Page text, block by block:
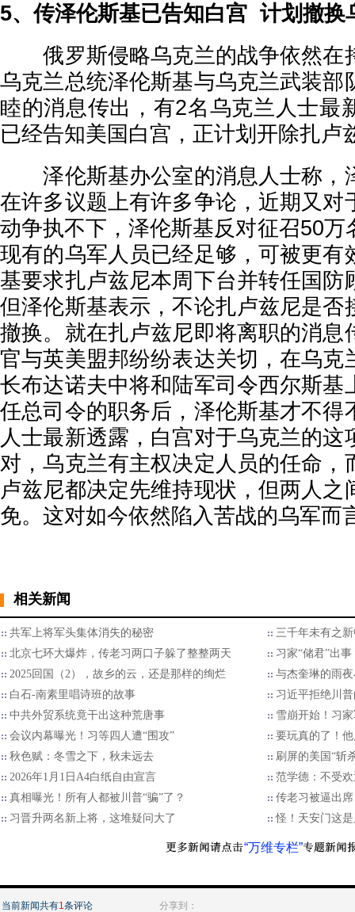
5、传泽伦斯基已告知白宫 计划撤换
俄罗斯侵略乌克兰的战争依然在
乌克兰总统泽伦斯基与乌克兰武装部
睦的消息传出，有2名乌克兰人士最
已经告知美国白宫，正计划开除扎卢
泽伦斯基办公室的消息人士称，
在许多议题上有许多争论，近期又对
动争执不下，泽伦斯基反对征召50万
现有的乌军人员已经足够，可被更有
基要求扎卢兹尼本周下台并转任国防
但泽伦斯基表示，不论扎卢兹尼是否
撤换。就在扎卢兹尼即将离职的消息
官与英美盟邦纷纷表达关切，在乌克
长布达诺夫中将和陆军司令西尔斯基
任总司令的职务后，泽伦斯基才不得
人士最新透露，白宫对于乌克兰的这
对，乌克兰有主权决定人员的任命，
卢兹尼都决定先维持现状，但两人之
免。这对如今依然陷入苦战的乌军而
相关新闻
共军上将军头集体消失的秘密
三千年未有之
北京七环大爆炸，传老习两口子躲了整整两天
习家“储君”出
2025回国（2），故乡的云，还是那样的绚烂
与杰奎琳的雨
白石-南素里唱诗班的故事
习近平拒绝川普
中共外贸系统竟干出这种荒唐事
雪崩开始！习
会议内幕曝光！习等四人遭“围攻”
要玩真的了！
秋色赋：冬雪之下，秋未远去
刷屏的美国“斩
2026年1月1日A4白纸自由宣言
范学德：不受
真相曝光！所有人都被川普“骗”了？
传老习被逼出
习晋升两名新上将，这堆疑问大了
怪！天安门这
“万维专栏”
当前新闻共有1条评论 分享到：